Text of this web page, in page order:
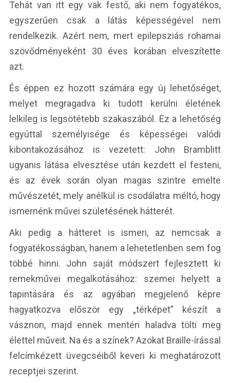
Tehát van itt egy vak festő, aki nem fogyatékos,
egyszerűen csak a látás képességével nem
rendelkezik. Azért nem, mert epilepsziás rohamai
szövődményeként 30 éves korában elveszítette
azt.
És éppen ez hozott számára egy új lehetőséget,
melyet megragadva ki tudott kerülni életének
lelkileg is legsötétebb szakaszából. Ez a lehetőség
egyúttal személyisége és képességei valódi
kibontakozásához is vezetett: John Bramblitt
ugyanis látása elvesztése után kezdett el festeni,
és az évek során olyan magas szintre emelte
művészetét, mely anélkül is csodálatra méltó, hogy
ismernénk művei születésének hátterét.
Aki pedig a hátteret is ismeri, az nemcsak a
fogyatékosságban, hanem a lehetetlenben sem fog
többé hinni. John saját módszert fejlesztett ki
remekművei megalkotásához: szemei helyett a
tapintására és az agyában megjelenő képre
hagyatkozva először egy „térképet” készít a
vásznon, majd ennek mentén haladva tölti meg
élettel műveit. Na és a színek? Azokat Braille-írással
felcímkézett üvegcséiből keveri ki meghatározott
receptjei szerint.